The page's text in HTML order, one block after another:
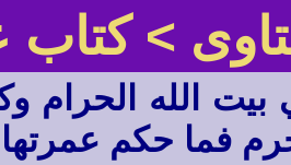
> كتاب
الله الحرام
فما حكم عمرتها